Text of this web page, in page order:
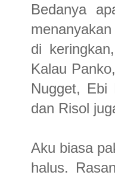
Bedanya
di
Kalau
Nugget,
dan Risol
Aku biasa
halus.